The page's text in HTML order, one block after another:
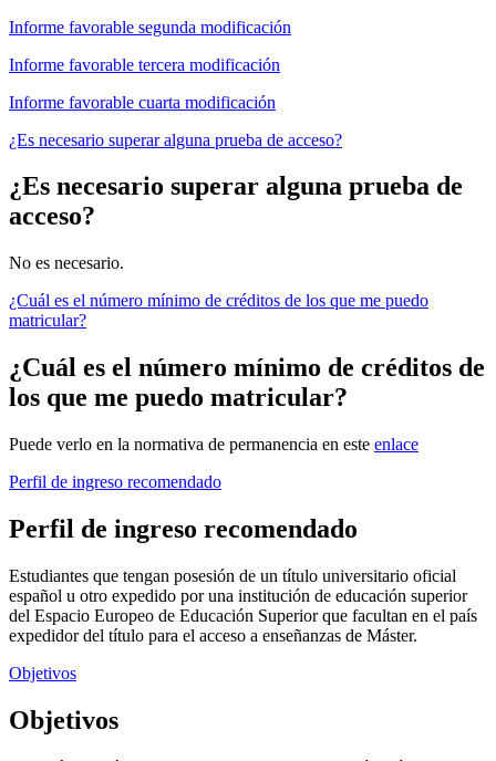
Informe favorable segunda modificación
Informe favorable tercera modificación
Informe favorable cuarta modificación
¿Es necesario superar alguna prueba de acceso?
¿Es necesario superar alguna prueba de
acceso?
No es necesario.
¿Cuál es el número mínimo de créditos de los que me puedo
matricular?
¿Cuál es el número mínimo de créditos de
los que me puedo matricular?
Puede verlo en la normativa de permanencia en este enlace
Perfil de ingreso recomendado
Perfil de ingreso recomendado
Estudiantes que tengan posesión de un título universitario oficial
español u otro expedido por una institución de educación superior
del Espacio Europeo de Educación Superior que facultan en el país
expedidor del título para el acceso a enseñanzas de Máster.
Objetivos
Objetivos